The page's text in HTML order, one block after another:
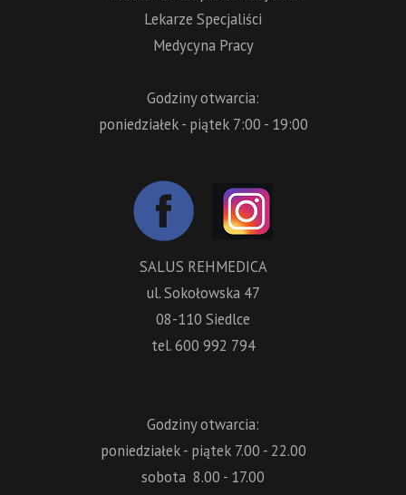
Lekarze Specjaliści
Medycyna Pracy
Godziny otwarcia:
poniedziałek - piątek 7:00 - 19:00
SALUS REHMEDICA
ul. Sokołowska 47
08-110 Siedlce
tel. 600 992 794
Godziny otwarcia:
poniedziałek - piątek 7.00 - 22.00
sobota 8.00 - 17.00